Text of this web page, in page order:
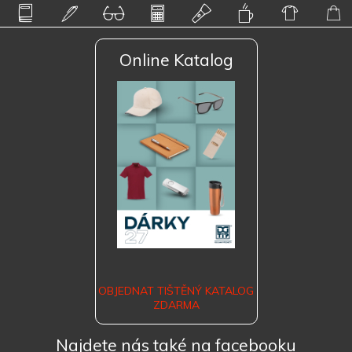
Online Katalog
OBJEDNAT TIŠTĚNÝ KATALOG
ZDARMA
Najdete nás také na facebooku